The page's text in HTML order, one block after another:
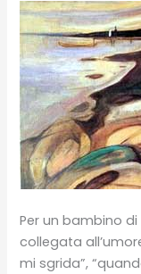
Per un bambino
collegata
mi sgrida”,